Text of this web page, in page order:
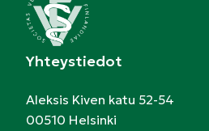
Yhteystiedot
Aleksis Kiven katu 52-54
00510 Helsinki